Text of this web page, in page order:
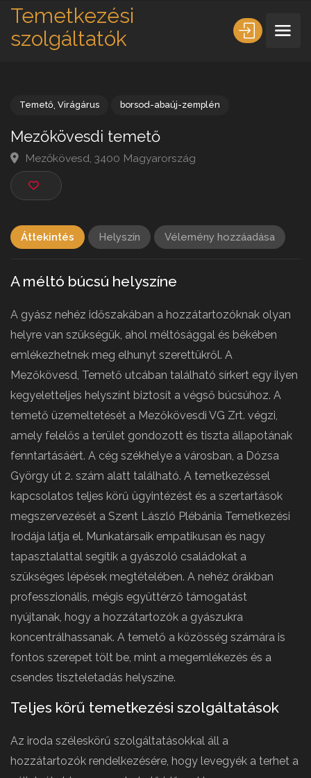
Temetkezési
szolgáltatók
Mezőkövesdi temető
Mezőkövesd, 3400 Magyarország
Áttekintés Helyszín Vélemény hozzáadása
A méltó búcsú helyszíne
A gyász nehéz időszakában a hozzátartozóknak olyan
helyre van szükségük, ahol méltósággal és békében
emlékezhetnek meg elhunyt szerettükről. A
Mezőkövesd, Temető utcában található sírkert egy ilyen
kegyeletteljes helyszínt biztosít a végső búcsúhoz. A
temető üzemeltetését a Mezőkövesdi VG Zrt. végzi,
amely felelős a terület gondozott és tiszta állapotának
fenntartásáért. A cég székhelye a városban, a Dózsa
György út 2. szám alatt található. A temetkezéssel
kapcsolatos teljes körű ügyintézést és a szertartások
megszervezését a Szent László Plébánia Temetkezési
Irodája látja el. Munkatársaik empatikusan és nagy
tapasztalattal segítik a gyászoló családokat a
szükséges lépések megtételében. A nehéz órákban
professzionális, mégis együttérző támogatást
nyújtanak, hogy a hozzátartozók a gyászukra
koncentrálhassanak. A temető a közösség számára is
fontos szerepet tölt be, mint a megemlékezés és a
csendes tiszteletadás helyszíne.
Teljes körű temetkezési szolgáltatások
Az iroda széleskörű szolgáltatásokkal áll a
hozzátartozók rendelkezésére, hogy levegyék a terhet a